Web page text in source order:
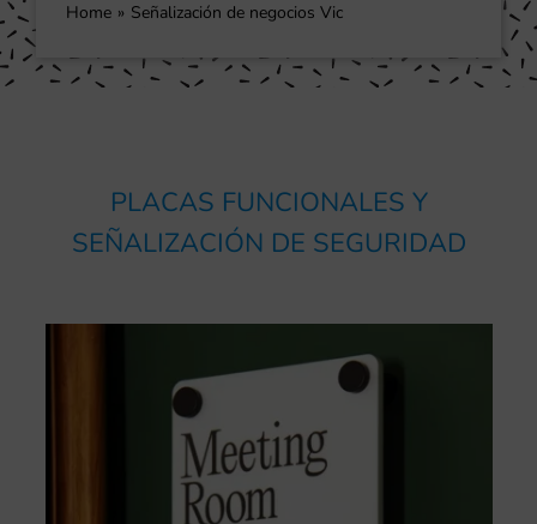
Blog
Contacto
Home Señalización de negocios Vic
PLACAS FUNCIONALES Y
SEÑALIZACIÓN DE SEGURIDAD